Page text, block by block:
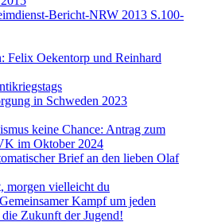
Bericht-NRW 2013 S.100-
Felix Oekentorp und Reinhard
in Schweden 2023
keine Chance: Antrag zum
im Oktober 2024
Brief an den lieben Olaf
morgen vielleicht du
Kampf um jeden
Zukunft der Jugend!